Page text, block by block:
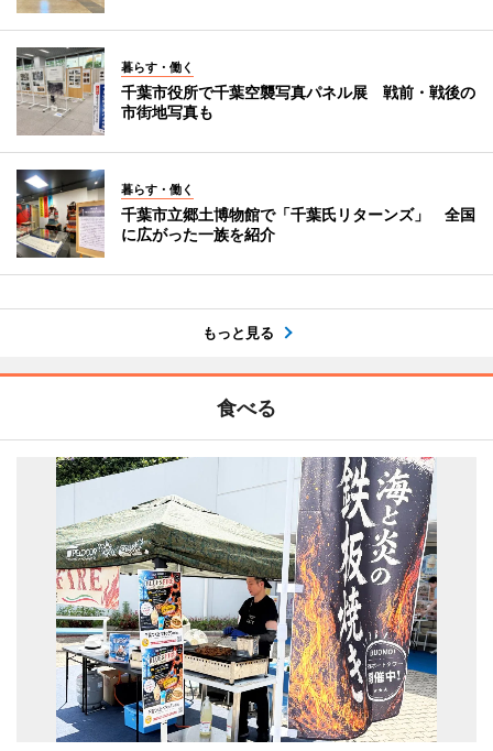
暮らす・働く
千葉市役所で千葉空襲写真パネル展 戦前・戦後の
市街地写真も
暮らす・働く
千葉市立郷土博物館で「千葉氏リターンズ」 全国
に広がった一族を紹介
もっと見る
食べる